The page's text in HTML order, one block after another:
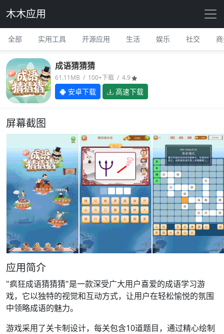
木木应用
全部 实用工具 开源应用 生活 娱乐 社交
成语猜猜猜
61.11MB / 100+下载 / 4.9
安卓下载 高速下载
屏幕截图
应用简介
"疯狂成语猜猜猜"是一款深受广大用户喜爱的成语学习游
戏，它以独特的视觉和互动方式，让用户在轻松愉悦的氛围
中领略成语的魅力。
游戏采用了关卡制设计，每关包含10道题目，通过精心绘制